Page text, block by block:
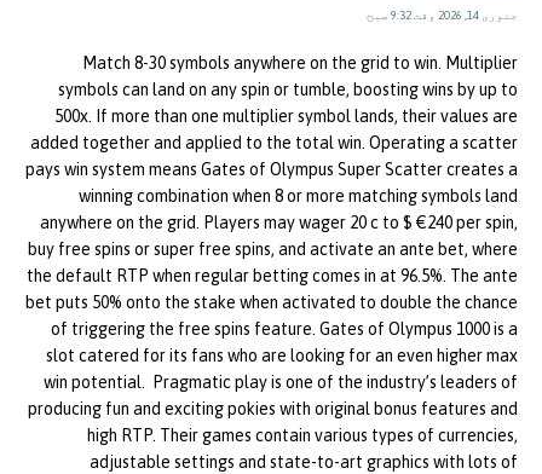
جنوری 14, 2026 وقت 9:32 صبح
Match 8-30 symbols anywhere on the grid to win. Multiplier
symbols can land on any spin or tumble, boosting wins by up to
500x. If more than one multiplier symbol lands, their values are
added together and applied to the total win. Operating a scatter
pays win system means Gates of Olympus Super Scatter creates a
winning combination when 8 or more matching symbols land
anywhere on the grid. Players may wager 20 c to $ €240 per spin,
buy free spins or super free spins, and activate an ante bet, where
the default RTP when regular betting comes in at 96.5%. The ante
bet puts 50% onto the stake when activated to double the chance
of triggering the free spins feature. Gates of Olympus 1000 is a
slot catered for its fans who are looking for an even higher max
win potential. Pragmatic play is one of the industry’s leaders of
producing fun and exciting pokies with original bonus features and
high RTP. Their games contain various types of currencies,
adjustable settings and state-to-art graphics with lots of